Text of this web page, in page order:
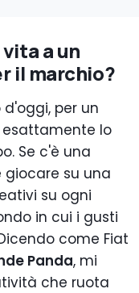
vita a un
il marchio?
d'oggi, per un
esattamente lo
Se c'è una
su una
su ogni
in cui i gusti
come Fiat
Panda, mi
che ruota